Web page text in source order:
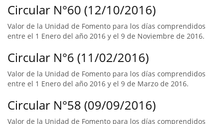
Circular N°60 (12/10/2016)
Valor de la Unidad de Fomento para los días comprendidos
entre el 1 Enero del año 2016 y el 9 de Noviembre de 2016.
Circular N°6 (11/02/2016)
Valor de la Unidad de Fomento para los días comprendidos
entre el 1 Enero del año 2016 y el 9 de Marzo de 2016.
Circular N°58 (09/09/2016)
Valor de la Unidad de Fomento para los días comprendidos